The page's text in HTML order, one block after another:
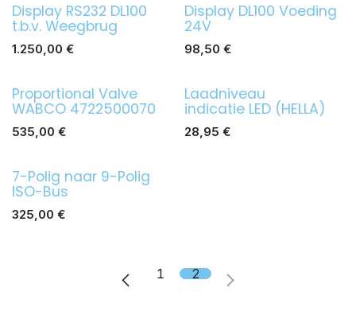
Display RS232 DL100
t.b.v. Weegbrug
1.250,00 €
Display DL100 Voeding
24V
98,50 €
Proportional Valve
WABCO 4722500070
535,00 €
Laadniveau
indicatie LED (HELLA)
28,95 €
7-Polig naar 9-Polig
ISO-Bus
325,00 €
1 2